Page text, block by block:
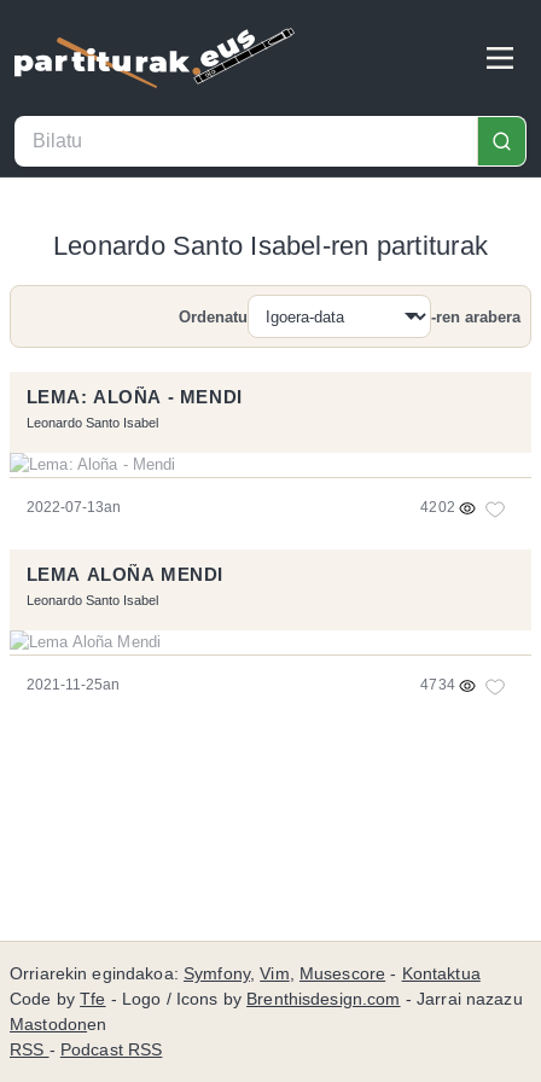
Leonardo Santo Isabel-ren partiturak
Bilatu
Ordenatu -ren arabera
LEMA: ALOÑA - MENDI
Leonardo Santo Isabel
2022-07-13an 4202
LEMA ALOÑA MENDI
Leonardo Santo Isabel
2021-11-25an 4734
Orriarekin egindakoa: Symfony,Vim, Musescore - Kontaktua
Code byTfe - Logo / Icons by Brenthisdesign.com - Jarrai nazazu
Mastodonen
RSS - Podcast RSS